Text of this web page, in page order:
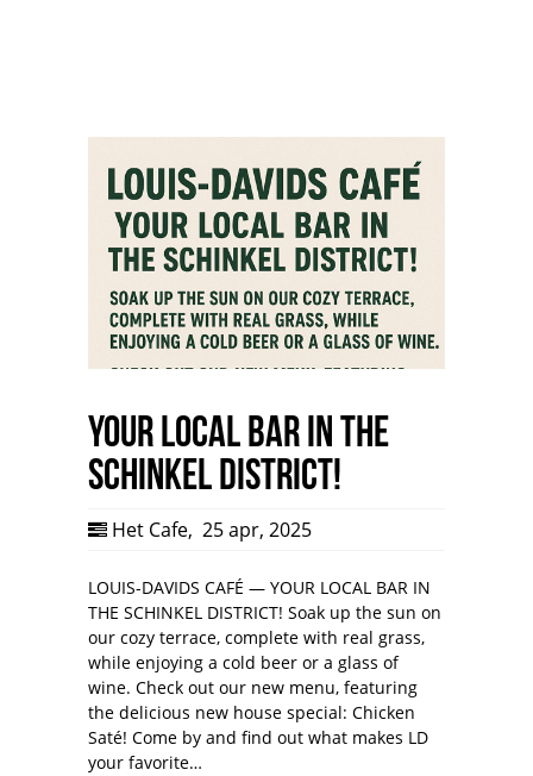
YOUR LOCAL BAR IN THE
SCHINKEL DISTRICT!
Het Cafe, 25 apr, 2025
LOUIS-DAVIDS CAFÉ — YOUR LOCAL BAR IN
THE SCHINKEL DISTRICT! Soak up the sun on
our cozy terrace, complete with real grass,
while enjoying a cold beer or a glass of
wine. Check out our new menu, featuring
the delicious new house special: Chicken
Saté! Come by and find out what makes LD
your favorite…